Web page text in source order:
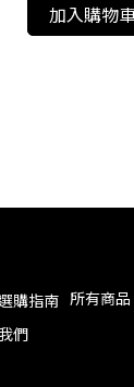
加入購物
購指南 所有商品
們